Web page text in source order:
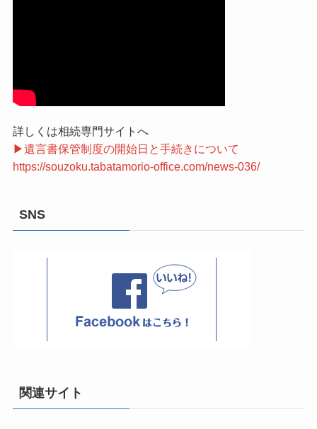
詳しくは相続専門サイトへ
▶遺言書保管制度の開始日と手続きについて
https://souzoku.tabatamorio-office.com/news-036/
SNS
関連サイト